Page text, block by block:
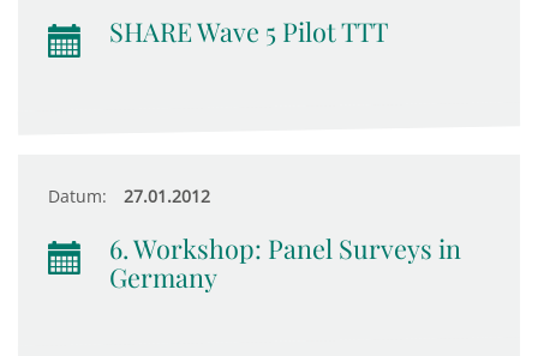
SHARE Wave 5 Pilot TTT
Datum: 27.01.2012
6. Workshop: Panel Surveys in
Germany